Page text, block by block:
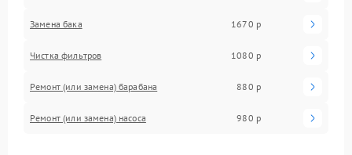
Замена бака 1670 р
Чистка фильтров 1080 р
Ремонт (или замена) барабана 880 р
Ремонт (или замена) насоса 980 р